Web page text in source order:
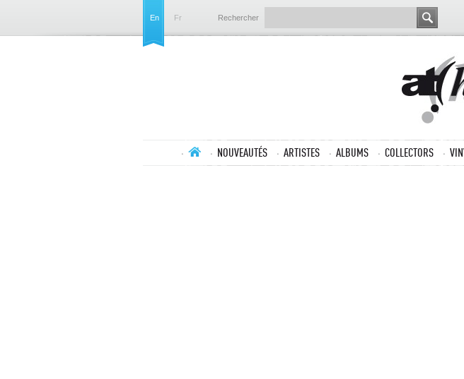
En Fr Rechercher
NOUVEAUTÉS ARTISTES ALBUMS COLLECTORS